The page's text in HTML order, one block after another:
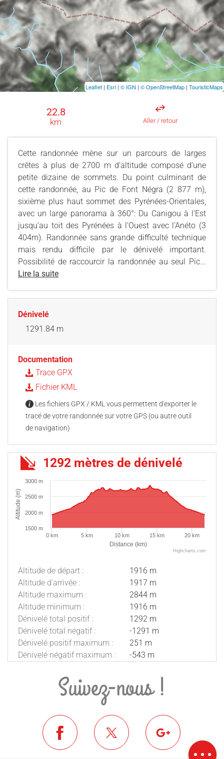
Dénivelé
22.8
km Aller / retour
Cette randonnée mène sur un parcours de larges
crêtes à plus de 2700 m d’altitude composé d’une
petite dizaine de sommets. Du point culminant de
cette randonnée, au Pic de Font Négra (2 877 m),
sixième plus haut sommet des Pyrénées-Orientales,
avec un large panorama à 360°: Du Canigou à l’Est
jusqu’au toit des Pyrénées à l’Ouest avec l’Anéto (3
404m). Randonnée sans grande difficulté technique
mais rendu difficile par le dénivelé important.
Possibilité de raccourcir la randonnée au seul Pic...
Lire la suite
Dénivelé
1291.84 m
Documentation
Trace GPX
Fichier KML
Les fichiers GPX / KML vous permettent d'exporter le
tracé de votre randonnée sur votre GPS (ou autre outil
de navigation)
1292 mètres de dénivelé
Distance (km)
Altitude (m)
0 km 5 km 10 km 15 km 20 km
1500 m
2000 m
2500 m
3000 m
Highcharts.com
Altitude de départ :
1916 m
Altitude d'arrivée :
1917 m
Altitude maximum :
2844 m
Altitude minimum :
1916 m
Dénivelé total positif :
1292 m
Dénivelé total négatif :
-1291 m
Dénivelé positif maximum :
251 m
Dénivelé négatif maximum :
-543 m
Leaflet | Esri | © IGN | © OpenStreetMap | TouristicMaps
Suivez-nous !